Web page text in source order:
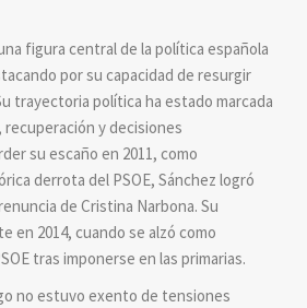
figura central de la política española
por su capacidad de resurgir
trayectoria política ha estado marcada
y decisiones
su escaño en 2011, como
derrota del PSOE, Sánchez logró
de Cristina Narbona. Su
en 2014, cuando se alzó como
tras imponerse en las primarias.
no estuvo exento de tensiones